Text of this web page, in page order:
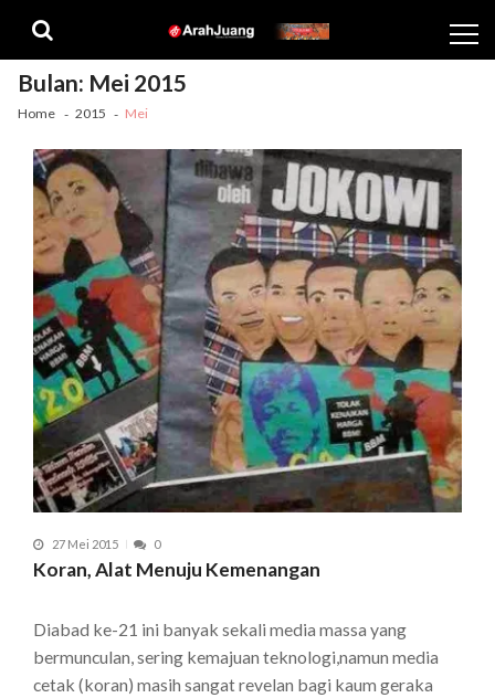
navigation
content
Bulan: Mei 2015
Home 2015 Mei
27 Mei 2015 0
Koran, Alat Menuju Kemenangan
Diabad ke-21 ini banyak sekali media massa yang
bermunculan, sering kemajuan teknologi,namun media
cetak (koran) masih sangat revelan bagi kaum geraka